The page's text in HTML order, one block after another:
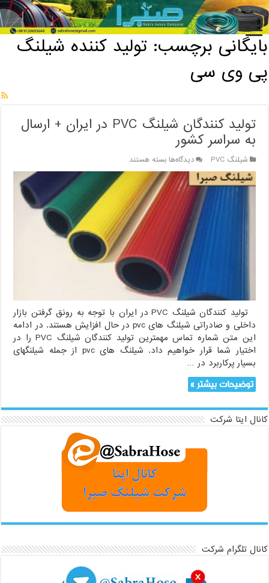
خانه / بایگانی برچسب: تولید کننده شیلنگ پی وی سی
بایگانی برچسب:تولید کننده شیلنگ
پی وی سی
تولید کنندگان شیلنگ PVC در ایران + ارسال
به سراسر کشور
شیلنگ PVC دیدگاه‌هابرای
تولید
کنندگان
شیلنگ
PVC
به
سراسر
کشور
بسته هستند
تولید کنندگان شیلنگ PVC در ایران با توجه به رونق گرفتن بازار
داخلی و صادراتی شیلنگ های pvc در حال افزایش هستند. در ادامه
این متن شماره تماس مهمترین تولید کنندگان شیلنگ PVC را در
اختیار شما قرار خواهیم داد. شیلنگ های pvc از جمله شیلنگهای
بسیار پرکاربرد در …
توضیحات بیشتر »
کانال ایتا شرکت
کانال تلگرام شرکت